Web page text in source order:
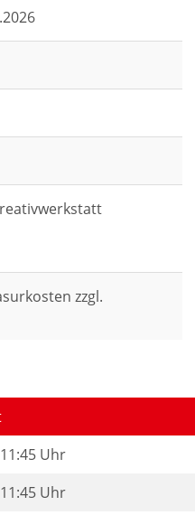
zzgl.
Uhr
Uhr